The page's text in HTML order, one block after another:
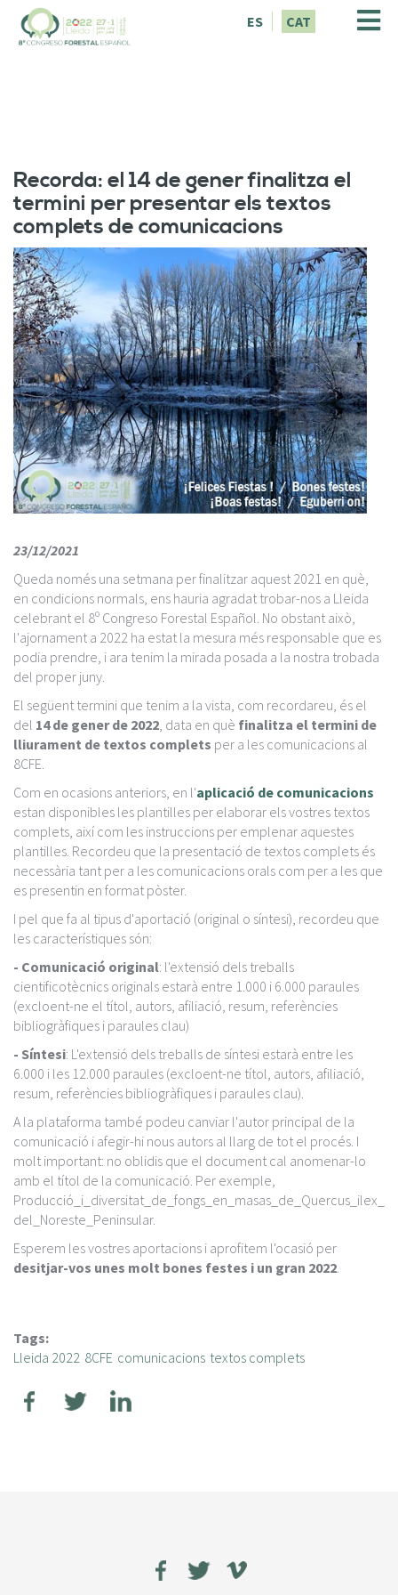
ES CAT
Recorda: el 14 de gener finalitza el
termini per presentar els textos
complets de comunicacions
23/12/2021
Queda només una setmana per finalitzar aquest 2021 en què,
en condicions normals, ens hauria agradat trobar-nos a Lleida
celebrant el 8º Congreso Forestal Español. No obstant això,
l'ajornament a 2022 ha estat la mesura més responsable que es
podia prendre, i ara tenim la mirada posada a la nostra trobada
del proper juny.
El següent termini que tenim a la vista, com recordareu, és el
del 14 de gener de 2022 , data en què finalitza el termini de
lliurament de textos complets per a les comunicacions al
8CFE.
Com en ocasions anteriors, en l'aplicació de comunicacions
estan disponibles les plantilles per elaborar els vostres textos
complets, així com les instruccions per emplenar aquestes
plantilles. Recordeu que la presentació de textos complets és
necessària tant per a les comunicacions orals com per a les que
es presentin en format pòster.
I pel que fa al tipus d'aportació (original o síntesi), recordeu que
les característiques són:
- Comunicació original: l'extensió dels treballs
cientificotècnics originals estarà entre 1.000 i 6.000 paraules
(excloent-ne el títol, autors, afiliació, resum, referències
bibliogràfiques i paraules clau)
- Síntesi: L'extensió dels treballs de síntesi estarà entre les
6.000 i les 12.000 paraules (excloent-ne títol, autors, afiliació,
resum, referències bibliogràfiques i paraules clau).
A la plataforma també podeu canviar l'autor principal de la
comunicació i afegir-hi nous autors al llarg de tot el procés. I
molt important: no oblidis que el document cal anomenar-lo
amb el títol de la comunicació. Per exemple,
Producció_i_diversitat_de_fongs_en_masas_de_Quercus_ilex_
del_Noreste_Peninsular.
Esperem les vostres aportacions i aprofitem l'ocasió per
desitjar-vos unes molt bones festes i un gran 2022
Tags:
Lleida 2022 8CFE comunicacions textos complets